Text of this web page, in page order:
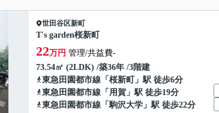
世田谷区新町
T's garden桜新町
22万円 管理/共益費-
73.54㎡ (2LDK) /築36年 /3階建
東急田園都市線 「 桜新町
」駅 徒歩6分
東急田園都市線 「 用賀 」駅 徒歩19分
東急田園都市線 「駒沢大学 」駅 徒歩22分